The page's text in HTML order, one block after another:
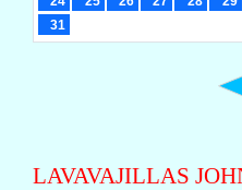
LAVAVAJILLAS
31